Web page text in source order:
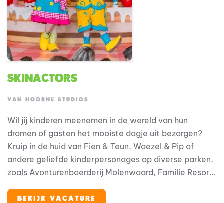
Skinactors
VAN HOORNE STUDIOS
Wil jij kinderen meenemen in de wereld van hun
dromen of gasten het mooiste dagje uit bezorgen?
Kruip in de huid van Fien & Teun, Woezel & Pip of
andere geliefde kinderpersonages op diverse parken,
zoals Avonturenboerderij Molenwaard, Familie Resort
Tovertuin, maar ook op andere (internationale)
BEKIJK VACATURE